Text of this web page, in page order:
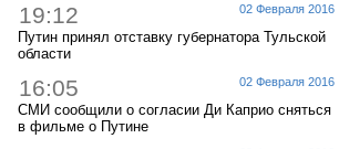
02 Февраля 2016
19:12
Путин принял отставку губернатора Тульской
области
02 Февраля 2016
16:05
СМИ сообщили о согласии Ди Каприо сняться
в фильме о Путине